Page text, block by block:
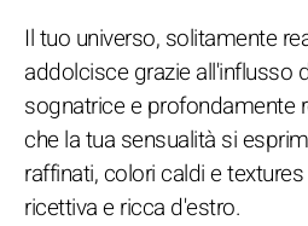
Il tuo universo, solitamente
addolcisce grazie all'influsso
sognatrice e profondamente
che la tua sensualità si
raffinati, colori caldi e
ricettiva e ricca d'estro.